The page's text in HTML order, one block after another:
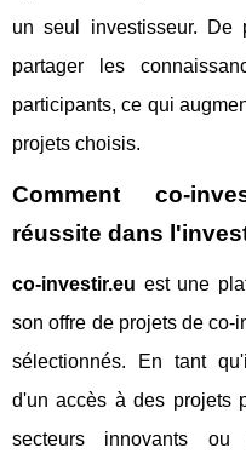
un seul investisseur. De
partager les
participants, ce qui
projets choisis.
Comment co-
réussite dans
co-investir.eu est une
son offre de projets de co-
sélectionnés. En tant
d'un accès à des projets
secteurs innovants